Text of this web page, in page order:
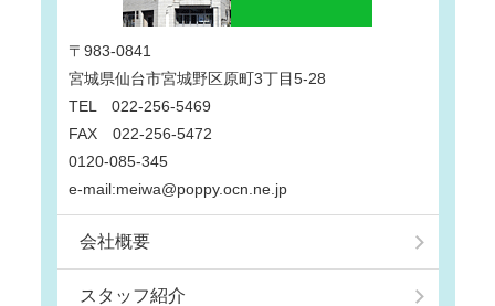
〒983-0841
宮城県仙台市宮城野区原町3丁目5-28
TEL 022-256-5469
FAX 022-256-5472
0120-085-345
e-mail:meiwa@poppy.ocn.ne.jp
会社概要
スタッフ紹介